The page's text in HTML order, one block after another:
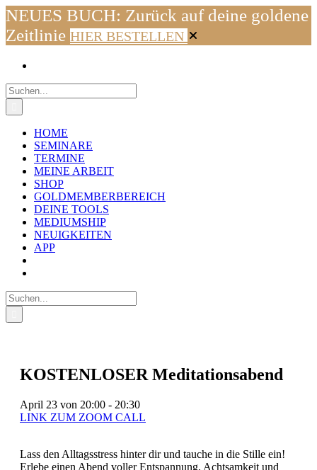
NEUES BUCH: Zurück auf deine goldene
Zeitlinie HIER BESTELLEN
Inhalt
Facebook
Instagram
YouTube
WhatsApp
Suche
nach:
HOME
SEMINARE
TERMINE
MEINE ARBEIT
SHOP
GOLDMEMBERBEREICH
DEINE TOOLS
MEDIUMSHIP
NEUIGKEITEN
APP
Suche
nach:
KOSTENLOSER Meditationsabend
April 23 von 20:00 - 20:30
LINK ZUM ZOOM CALL
Lass den Alltagsstress hinter dir und tauche in die Stille ein!
Erlebe einen Abend voller Entspannung, Achtsamkeit und